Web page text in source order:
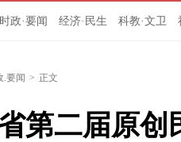
时政·要闻 经济·民生 科教·文卫
.要闻 > 正文
第二届原